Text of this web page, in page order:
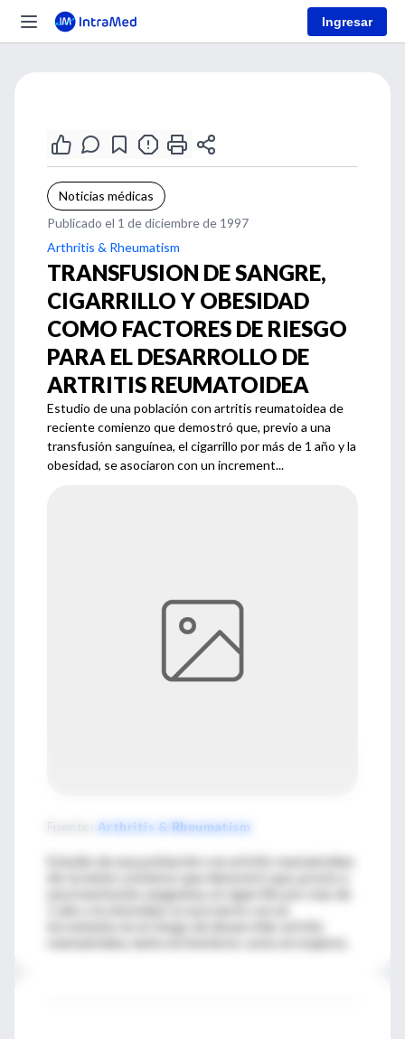
Ingresar
Noticias médicas
Publicado el 1 de diciembre de 1997
Arthritis & Rheumatism
TRANSFUSION DE SANGRE,
CIGARRILLO Y OBESIDAD
COMO FACTORES DE RIESGO
PARA EL DESARROLLO DE
ARTRITIS REUMATOIDEA
Estudio de una población con artritis reumatoidea de
reciente comienzo que demostró que, previo a una
transfusión sanguínea, el cigarrillo por más de 1 año y la
obesidad, se asociaron con un increment...
Fuente Arthritis & Rheumatism
Estudio de una población con artritis reumatoidea
incremento en el riesgo de desarrollar artritis
reumatoidea, tanto en hombres como en mujeres.